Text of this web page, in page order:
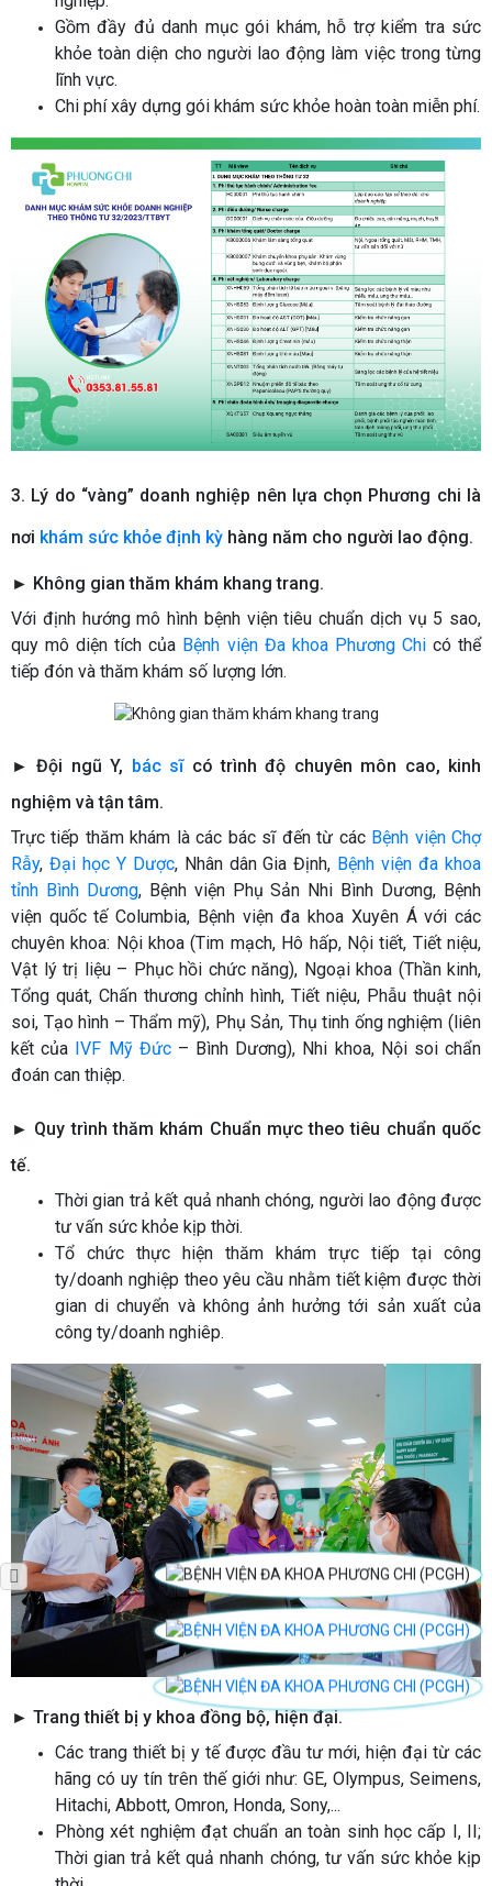
Gồm đầy đủ danh mục gói khám, hỗ trợ kiểm tra sức
khỏe toàn diện cho người lao động làm việc trong từng
lĩnh vực.
Chi phí xây dựng gói khám sức khỏe hoàn toàn miễn phí.
3. Lý do “vàng” doanh nghiệp nên lựa chọn Phương chi là
nơi khám sức khỏe định kỳ hàng năm cho người lao động.
► Không gian thăm khám khang trang.
Với định hướng mô hình bệnh viện tiêu chuẩn dịch vụ 5 sao,
quy mô diện tích của Bệnh viện Đa khoa Phương Chicó thể
tiếp đón và thăm khám số lượng lớn.
►Đội ngũ Y, bác sĩcó trình độ chuyên môn cao, kinh
nghiệm và tận tâm.
Trực tiếp thăm khám là các bác sĩ đến từ các Bệnh viện Chợ
Rẫy, Đại học Y Dược, Nhân dân Gia Định, Bệnh viện đa khoa
tỉnh Bình Dương, Bệnh viện Phụ Sản Nhi Bình Dương, Bệnh
viện quốc tế Columbia, Bệnh viện đa khoa Xuyên Á với các
chuyên khoa: Nội khoa (Tim mạch, Hô hấp, Nội tiết, Tiết niệu,
Vật lý trị liệu – Phục hồi chức năng), Ngoại khoa (Thần kinh,
Tổng quát, Chấn thương chỉnh hình, Tiết niệu, Phẫu thuật nội
soi, Tạo hình – Thẩm mỹ), Phụ Sản, Thụ tinh ống nghiệm (liên
kết của IVF Mỹ Đức– Bình Dương), Nhi khoa, Nội soi chẩn
đoán can thiệp.
► Quy trình thăm khám Chuẩn mực theo tiêu chuẩn quốc
tế.
Thời gian trả kết quả nhanh chóng, người lao động được
tư vấn sức khỏe kịp thời.
Tổ chức thực hiện thăm khám trực tiếp tại công
ty/doanh nghiệp theo yêu cầu nhằm tiết kiệm được thời
gian di chuyển và không ảnh hưởng tới sản xuất của
công ty/doanh nghiêp.
► Trang thiết bị y khoa đồng bộ, hiện đại.
Các trang thiết bị y tế được đầu tư mới, hiện đại từ các
hãng có uy tín trên thế giới như: GE, Olympus, Seimens,
Hitachi, Abbott, Omron, Honda, Sony,...
Phòng xét nghiệm đạt chuẩn an toàn sinh học cấp I, II;
Thời gian trả kết quả nhanh chóng, tư vấn sức khỏe kịp